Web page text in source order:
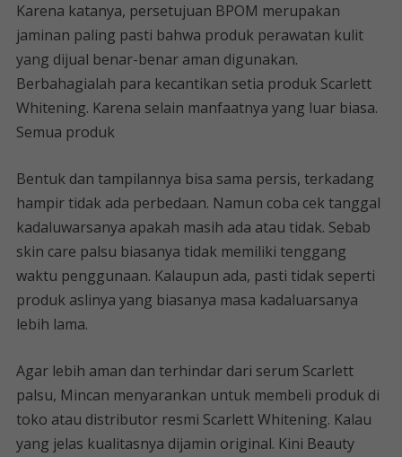
Karena katanya, persetujuan BPOM merupakan
jaminan paling pasti bahwa produk perawatan kulit
yang dijual benar-benar aman digunakan.
Berbahagialah para kecantikan setia produk Scarlett
Whitening. Karena selain manfaatnya yang luar biasa.
Semua produk
Bentuk dan tampilannya bisa sama persis, terkadang
hampir tidak ada perbedaan. Namun coba cek tanggal
kadaluwarsanya apakah masih ada atau tidak. Sebab
skin care palsu biasanya tidak memiliki tenggang
waktu penggunaan. Kalaupun ada, pasti tidak seperti
produk aslinya yang biasanya masa kadaluarsanya
lebih lama.
Agar lebih aman dan terhindar dari serum Scarlett
palsu, Mincan menyarankan untuk membeli produk di
toko atau distributor resmi Scarlett Whitening. Kalau
yang jelas kualitasnya dijamin original. Kini Beauty